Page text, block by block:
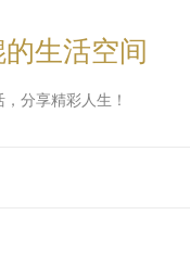
生活空间
分享精彩人生！